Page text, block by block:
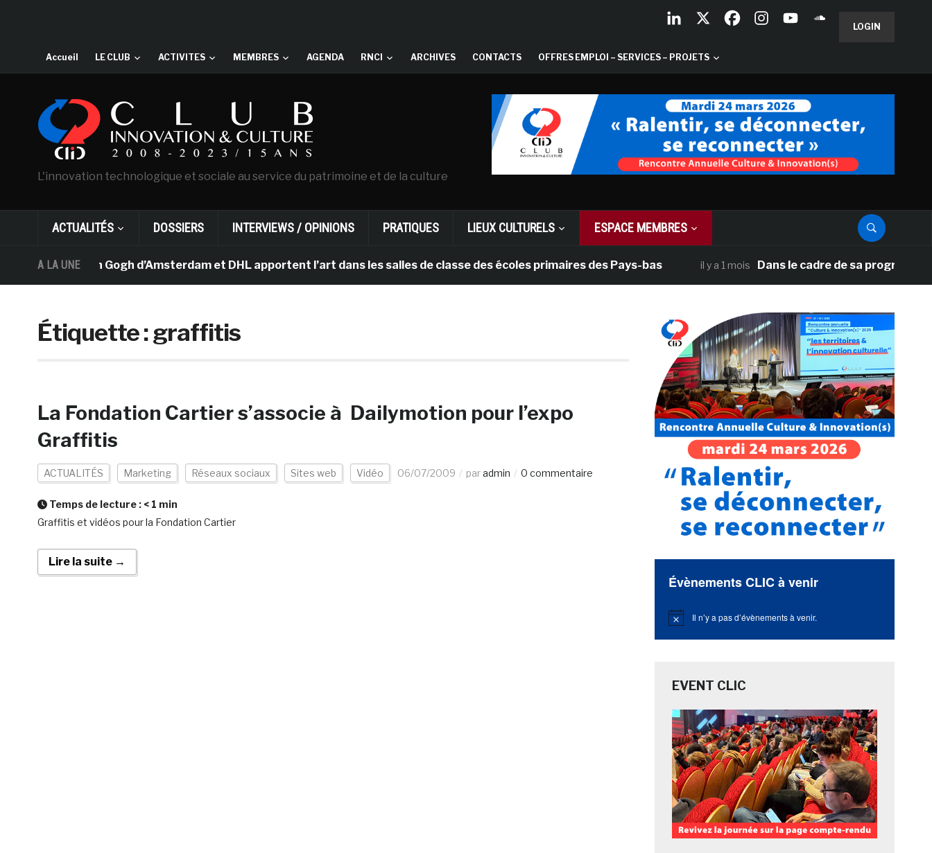
LOGIN
Accueil LE CLUB ACTIVITES MEMBRES AGENDA RNCI ARCHIVES CONTACTS OFFRES EMPLOI – SERVICES – PROJETS
L'innovation technologique et sociale au service du patrimoine et de la culture
ACTUALITÉS DOSSIERS INTERVIEWS / OPINIONS PRATIQUES LIEUX CULTURELS ESPACE MEMBRES
A LA UNE
musée Van Gogh d’Amsterdam et DHL apportent l’art dans les salles de classe des écoles primaires des Pays-bas il y a 1 mois Dans le cadre de sa programmation
Étiquette :graffitis
La Fondation Cartier s’associe à Dailymotion pour l’expo
Graffitis
ACTUALITÉS Marketing Réseaux sociaux Sites web Vidéo 06/07/2009 paradmin 0 commentaire
Temps de lecture : < 1 min
Graffitis et vidéos pour la Fondation Cartier
Lire la suite →
Évènements CLIC à venir
Notice Il n’y a pas d’évènements à venir.
EVENT CLIC